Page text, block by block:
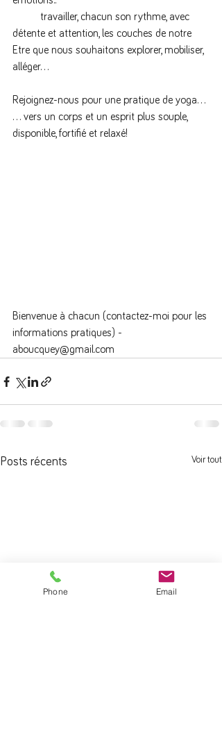
détente et attention, les couches de notre
Etre que nous souhaitons explorer, mobiliser,
alléger...
Rejoignez-nous pour une pratique de yoga...
... vers un corps et un esprit plus souple,
disponible, fortifié et relaxé!
Bienvenue à chacun (contactez-moi pour les
informations pratiques) -
aboucquey@gmail.com
Posts récents Voir tout
Phone Email